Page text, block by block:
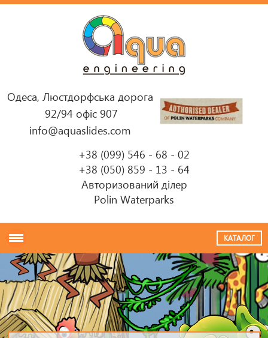
Одеса, Люстдорфська дорога
92/94 офіс 907
info@aquaslides.com
+38 (099) 546 - 68 - 02
+38 (050) 859 - 13 - 64
Авторизований ділер
Polin Waterparks
КАТАЛОГ